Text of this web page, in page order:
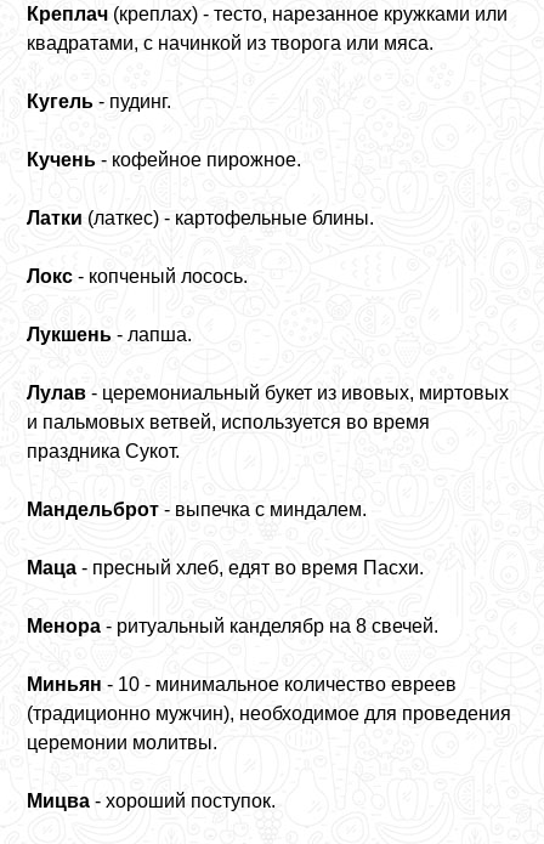
Креплач (креплах) - тесто, нарезанное кружками или
квадратами, с начинкой из творога или мяса.
Кугель - пудинг.
Кучень - кофейное пирожное.
Латки (латкес) - картофельные блины.
Локс - копченый лосось.
Лукшень - лапша.
Лулав - церемониальный букет из ивовых, миртовых
и пальмовых ветвей, используется во время
праздника Сукот.
Мандельброт - выпечка с миндалем.
Маца - пресный хлеб, едят во время Пасхи.
Менора - ритуальный канделябр на 8 свечей.
Миньян- 10 - минимальное количество евреев
(традиционно мужчин), необходимое для проведения
церемонии молитвы.
Мицва - хороший поступок.